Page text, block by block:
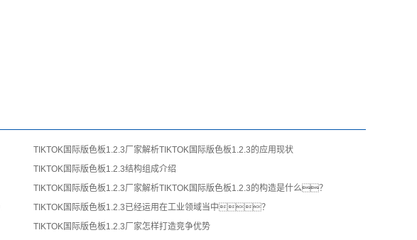
TIKTOK国际版色板1.2.3厂家解析TIKTOK国际版色板1.2.3的应用现状
TIKTOK国际版色板1.2.3结构组成介绍
TIKTOK国际版色板1.2.3厂家解析TIKTOK国际版色板1.2.3的构造是什么？
TIKTOK国际版色板1.2.3已经运用在工业领域当中？
TIKTOK国际版色板1.2.3厂家怎样打造竞争优势